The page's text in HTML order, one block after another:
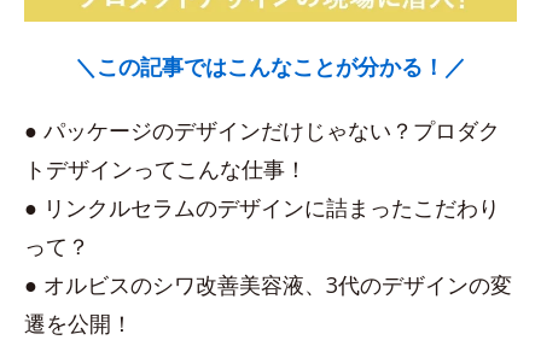
＼この記事ではこんなことが分かる！／
● パッケージのデザインだけじゃない？プロダク
トデザインってこんな仕事！
● リンクルセラムのデザインに詰まったこだわり
って？
● オルビスのシワ改善美容液、3代のデザインの変
遷を公開！